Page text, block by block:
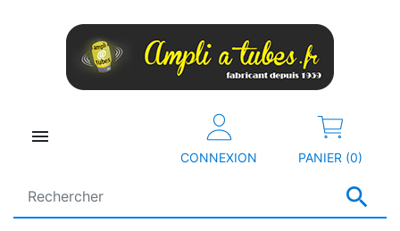


CONNEXION PANIER (0)